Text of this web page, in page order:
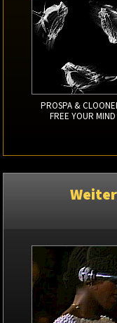
PROSPA &
FREE YOUR MIND